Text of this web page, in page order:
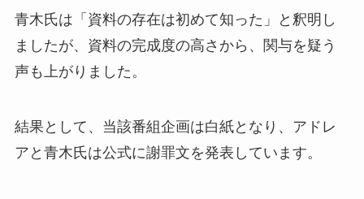
青木氏は「資料の存在は初めて知った」と釈明し
ましたが、資料の完成度の高さから、関与を疑う
声も上がりました。
結果として、当該番組企画は白紙となり、アドレ
アと青木氏は公式に謝罪文を発表しています。